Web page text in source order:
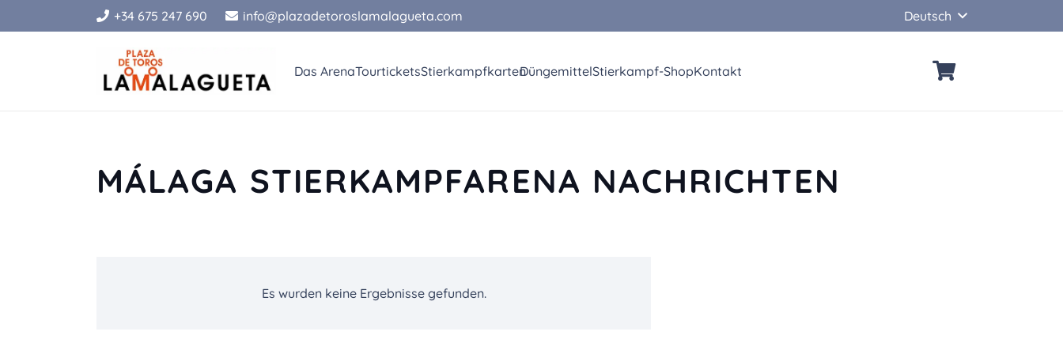
+34 675 247 690 info@plazadetoroslamalagueta.com Deutsch
Das ArenaTourticketsStierkampfkartenDüngemittelStierkampf-ShopKontakt
MÁLAGA STIERKAMPFARENA NACHRICHTEN
Es wurden keine Ergebnisse gefunden.